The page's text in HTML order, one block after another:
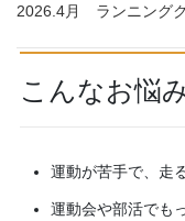
2026.4月 ランニング
こんなお悩
運動が苦手で、走
運動会や部活でも